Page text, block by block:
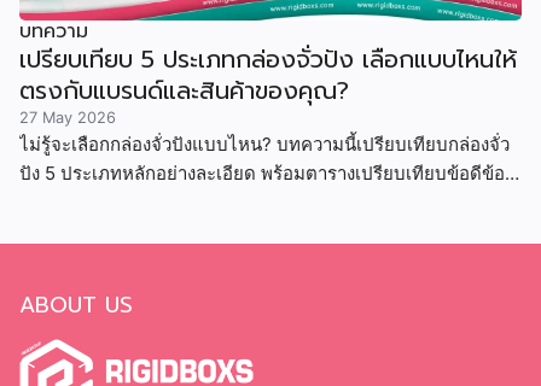
บทความ
เปรียบเทียบ 5 ประเภทกล่องจั่วปัง เลือกแบบไหนให้
ตรงกับแบรนด์และสินค้าของคุณ?
27 May 2026
ไม่รู้จะเลือกกล่องจั่วปังแบบไหน? บทความนี้เปรียบเทียบกล่องจั่ว
ปัง 5 ประเภทหลักอย่างละเอียด พร้อมตารางเปรียบเทียบข้อดีข้อ
ABOUT US